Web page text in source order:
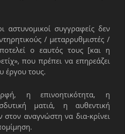
αστυνομικοί συγγραφείς δεν
/ μεταρρυθμιστές /
ο εαυτός τους [και η
που πρέπει να επηρεάζει
έργου τους.
η επινοητικότητα, η
ματιά, η αυθεντική
στον αναγνώστη να δια-κρίνει